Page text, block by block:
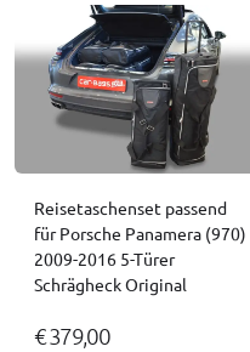
Reisetaschenset passend
für Porsche Panamera (970)
2009-2016 5-Türer
Schrägheck Original
€ 379,00